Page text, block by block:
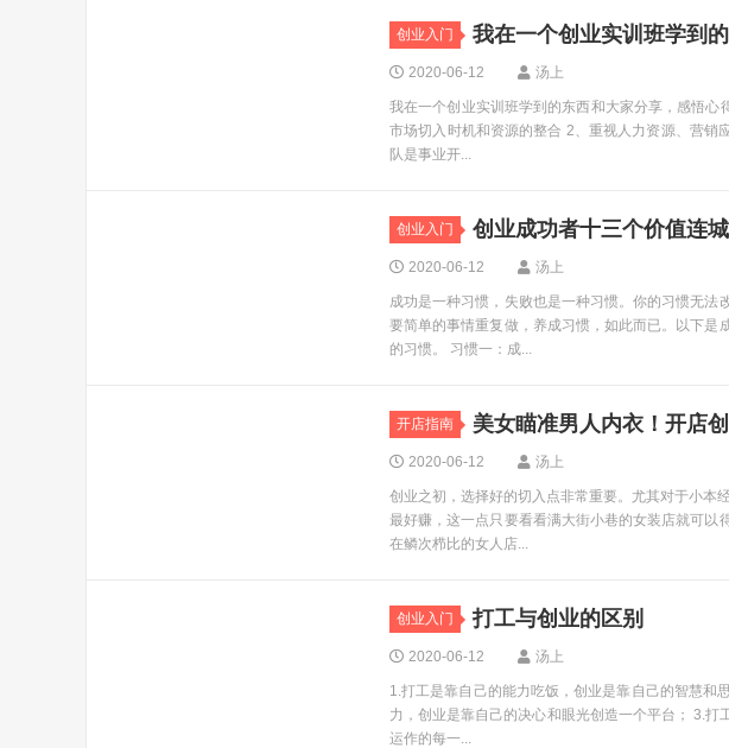
创业入门 我在一个创业实训班学到
2020-06-12 汤上
我在一个创业实训班学到的东西和大家分享，感悟
市场切入时机和资源的整合 2、重视人力资源、营销
队是事业开...
创业入门 创业成功者十三个价值连
2020-06-12 汤上
成功是一种习惯，失败也是一种习惯。你的习惯无法
要简单的事情重复做，养成习惯，如此而已。以下是
的习惯。 习惯一：成...
开店指南 美女瞄准男人内衣！开店
2020-06-12 汤上
创业之初，选择好的切入点非常重要。尤其对于小本
最好赚，这一点只要看看满大街小巷的女装店就可以
在鳞次栉比的女人店...
创业入门 打工与创业的区别
2020-06-12 汤上
1.打工是靠自己的能力吃饭，创业是靠自己的智慧和
力，创业是靠自己的决心和眼光创造一个平台； 3.
运作的每一...